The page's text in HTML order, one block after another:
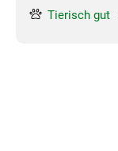
Tierisch gut